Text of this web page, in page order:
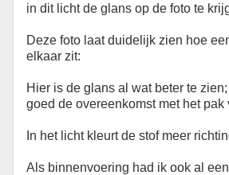
in dit licht de glans op de foto te
Deze foto laat duidelijk zien hoe
elkaar zit:
Hier is de glans al wat beter te
goed de overeenkomst met het pak
In het licht kleurt de stof meer
Als binnenvoering had ik ook al